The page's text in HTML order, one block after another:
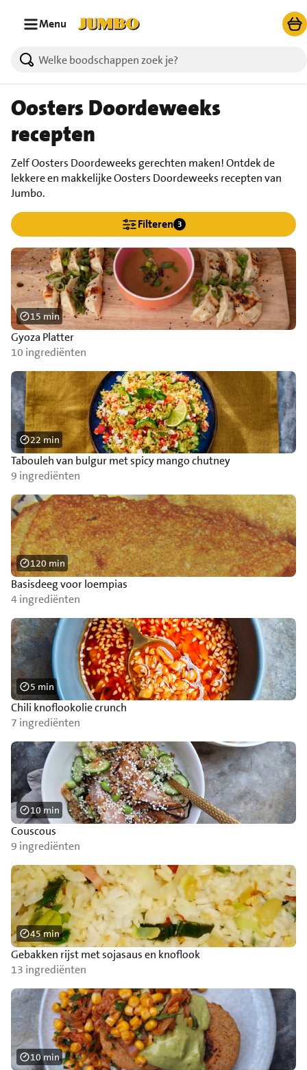
Menu
Oosters Doordeweeks
recepten
Zelf Oosters Doordeweeks gerechten maken! Ontdek de
lekkere en makkelijke Oosters Doordeweeks recepten van
Jumbo.
Filteren 3
Gyoza Platter
10 ingrediënten
15 min
Tabouleh van bulgur met spicy mango chutney
9 ingrediënten
22 min
Basisdeeg voor loempias
4 ingrediënten
120 min
Chili knoflookolie crunch
7 ingrediënten
5 min
Couscous
9 ingrediënten
10 min
Gebakken rijst met sojasaus en knoflook
13 ingrediënten
45 min
10 min